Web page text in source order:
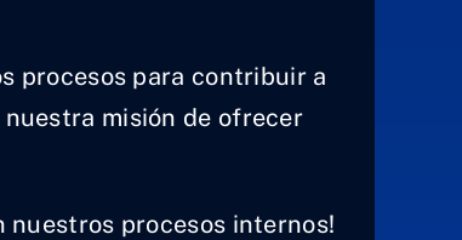
procesos para contribuir a
misión de ofrecer
nuestros procesos internos!